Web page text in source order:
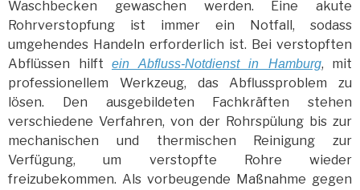
Waschbecken gewaschen werden. Eine akute
Rohrverstopfung ist immer ein Notfall, sodass
umgehendes Handeln erforderlich ist. Bei verstopften
Abflüssen hilft ein Abfluss-Notdienst in Hamburg, mit
professionellem Werkzeug, das Abflussproblem zu
lösen. Den ausgebildeten Fachkräften stehen
verschiedene Verfahren, von der Rohrspülung bis zur
mechanischen und thermischen Reinigung zur
Verfügung, um verstopfte Rohre wieder
freizubekommen. Als vorbeugende Maßnahme gegen